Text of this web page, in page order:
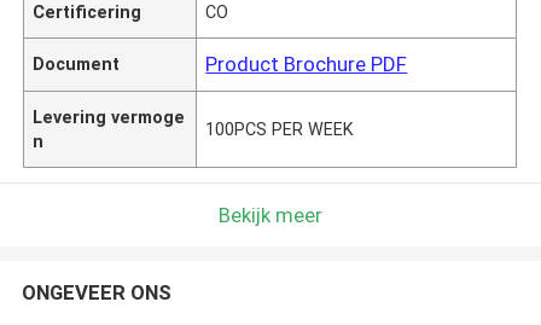
Certificering CO
Document Product Brochure PDF
Levering vermoge
n
100PCS PER WEEK
Bekijk meer
ONGEVEER ONS